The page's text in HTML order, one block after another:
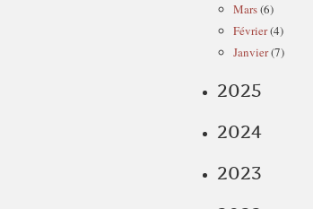
Mars(6)
Février(4)
Janvier(7)
2025
2024
2023